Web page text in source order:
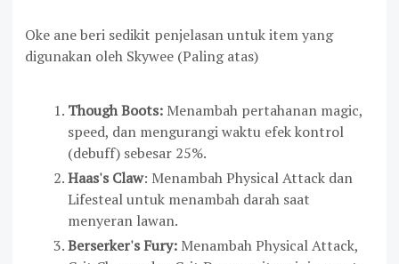
Oke ane beri sedikit penjelasan untuk item yang
digunakan oleh Skywee (Paling atas)
Though Boots: Menambah pertahanan magic,
speed, dan mengurangi waktu efek kontrol
(debuff) sebesar 25%.
Haas's Claw: Menambah Physical Attack dan
Lifesteal untuk menambah darah saat
menyeran lawan.
Berserker's Fury: Menambah Physical Attack,